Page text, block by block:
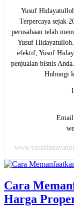
Yusuf
Terpercaya sejak
perusahaan telah
Yusuf
efektif, Yusuf
penjualan bisnis
Hubungi
Cara
Harga